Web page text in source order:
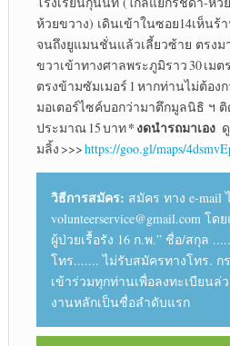
ห้วยขวาง) เดินเข้าในซอย14เห็นร้
จนถึงยูแมนชั่นแล้วเลี้ยวซ้าย ตรงมา
ขวาเข้าทางศาลพระภูมิราว 30 เ
ตรงข้ามซัมเมอร์ 1 หากท่านไม่ต้อง
มอเตอร์ไซค์บอกว่ามาตึกมูลนิธิ ฯ
ประมาณ 15 บาท* งดนำรถมาเอง
มลิ้ง >>>https://goo.gl/maps/
วิธีการสมัคร: สมัคร ทาง e-mail
volunteerservice@gmail.com โ
ผู้ป่วยเรื้อรัง 16 ก.พ.” ชื่อ/สกุล
โทร....... ไม่รับสมัครทางโทร.
เข้าร่วมทุกท่านเพื่อลงทะเบียน
งานหลักเป็นชื่อลำดับแรก